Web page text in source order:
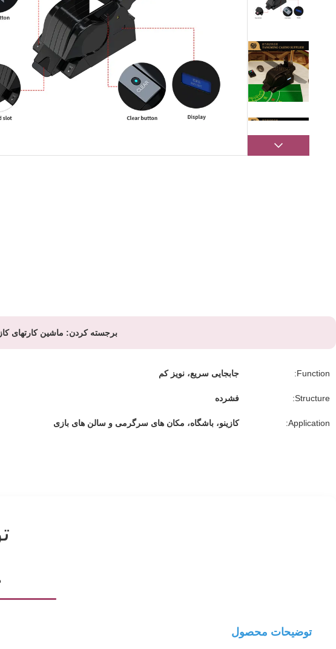
برجسته کردن: ماشین کارتهای
Function: جابجایی سریع، نویز کم
Structure: فشرده
Application: کازینو، باشگاه، مکان های سرگرمی و سالن های بازی
توضیحات محصول